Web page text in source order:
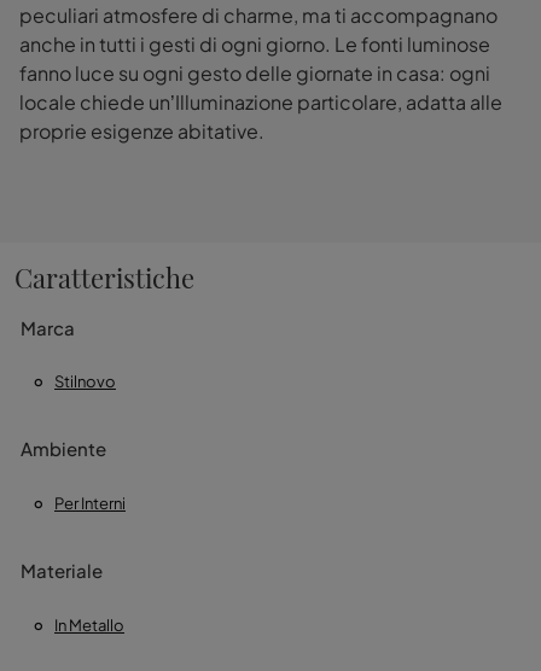
peculiari atmosfere di charme, ma ti accompagnano
anche in tutti i gesti di ogni giorno. Le fonti luminose
fanno luce su ogni gesto delle giornate in casa: ogni
locale chiede un’Illuminazione particolare, adatta alle
proprie esigenze abitative.
Caratteristiche
Marca
Stilnovo
Ambiente
Per Interni
Materiale
In Metallo